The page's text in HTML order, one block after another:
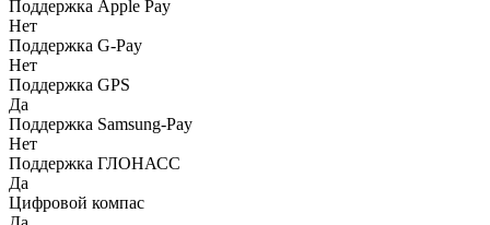
Поддержка Apple Pay
Нет
Поддержка G-Pay
Нет
Поддержка GPS
Да
Поддержка Samsung-Pay
Нет
Поддержка ГЛОНАСС
Да
Цифровой компас